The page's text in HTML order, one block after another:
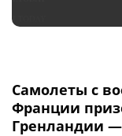
Самолеты с
Франции
Гренландии